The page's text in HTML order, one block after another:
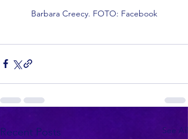
Barbara Creecy. FOTO: Facebook
Recent Posts See All